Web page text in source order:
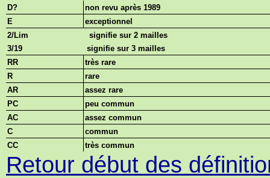
D?
non revu après 1989
E
exceptionnel
2/Lim
signifie sur 2 mailles
3/19
signifie sur 3 mailles
RR
très rare
R
rare
AR
assez rare
PC
peu commun
AC
assez commun
C
commun
CC
très commun
Retour début des